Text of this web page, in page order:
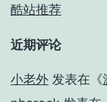
酷站推荐
近期评论
小老外 发表在《